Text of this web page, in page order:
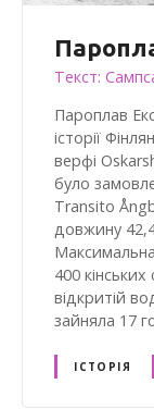
Текст:
Пароплав
історії
верфі
було
Transito
довжину
400
відкритій
зайняла 17
ІСТОРІЯ